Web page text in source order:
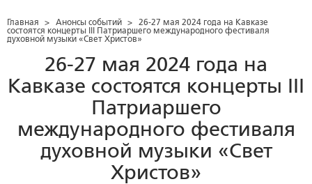
Главная > Анонсы событий > 26-27 мая 2024 года на Кавказе
состоятся концерты III Патриаршего международного фестиваля
духовной музыки «Свет Христов»
26-27 мая 2024 года на
Кавказе состоятся концерты III
Патриаршего
международного фестиваля
духовной музыки «Свет
Христов»